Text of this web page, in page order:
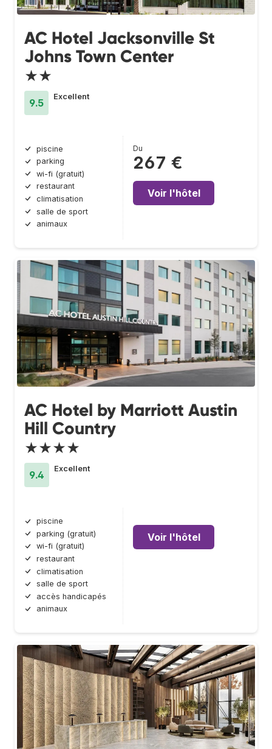
AC Hotel Jacksonville St
Johns Town Center
★★
9.5
Excellent
piscine
parking
wi-fi (gratuit)
restaurant
climatisation
salle de sport
animaux
Du
267 €
Voir l'hôtel
AC Hotel by Marriott Austin
Hill Country
★★★★
9.4
Excellent
piscine
parking (gratuit)
wi-fi (gratuit)
restaurant
climatisation
salle de sport
accès handicapés
animaux
Voir l'hôtel